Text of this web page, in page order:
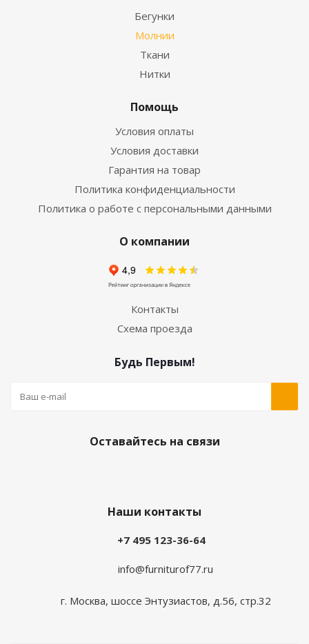
Бегунки
Молнии
Ткани
Нитки
Помощь
Условия оплаты
Условия доставки
Гарантия на товар
Политика конфиденциальности
Политика о работе с персональными данными
О компании
Контакты
Схема проезда
Будь Первым!
Оставайтесь на связи
Наши контакты
+7 495 123-36-64
info@furniturof77.ru
г. Москва, шоссе Энтузиастов, д.56, стр.32